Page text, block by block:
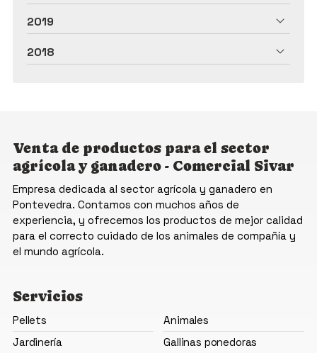
2019
2018
Venta de productos para el sector
agrícola y ganadero - Comercial Sivar
Empresa dedicada al sector agrícola y ganadero en
Pontevedra. Contamos con muchos años de
experiencia, y ofrecemos los productos de mejor calidad
para el correcto cuidado de los animales de compañía y
el mundo agrícola.
Servicios
Pellets
Animales
Jardinería
Gallinas ponedoras